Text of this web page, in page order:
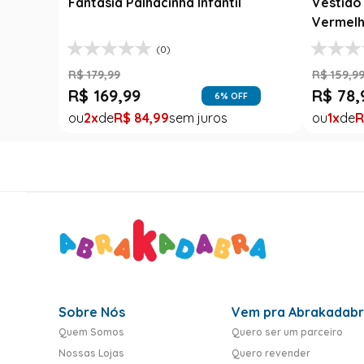
1 R$ 99, 99
R$ 99,
1
Sobre Nós
Quem Somos
Nossas Lojas
Vem pra
Quero ser um parceiro
Quero revender